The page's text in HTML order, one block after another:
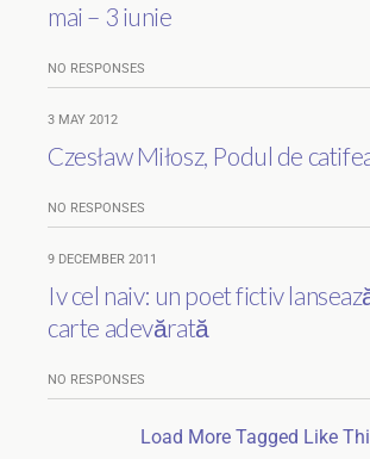
mai – 3 iunie
NO RESPONSES
3 MAY 2012
Czesław Miłosz, Podul de
NO RESPONSES
9 DECEMBER 2011
Iv cel naiv: un poet fictiv
carte adevărată
NO RESPONSES
Load More Tagged Like